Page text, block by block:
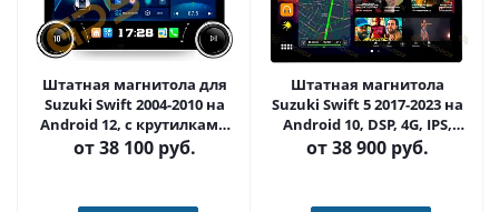
Штатная магнитола для
Suzuki Swift 2004-2010 на
Android 12, с крутилками
10 / 11 дюймов QLED 2K -
Carmedia OL-1622+KP-DKN
от38 100 руб.
Штатная магнитола
Suzuki Swift 5 2017-2023 на
Android 10, DSP, 4G, IPS,
Carplay - Cardrox CD-4863-
13 (11-13 дюймов)
от38 900 руб.